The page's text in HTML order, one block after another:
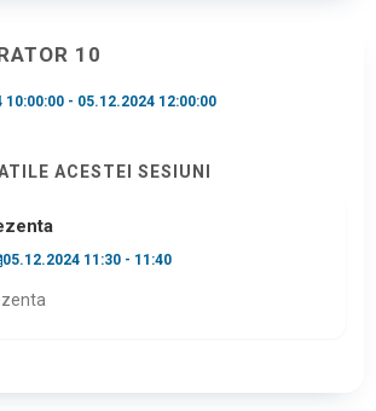
10
10:00:00 - 05.12.2024 12:00:00
ACESTEI SESIUNI
05.12.2024 11:30 - 11:40